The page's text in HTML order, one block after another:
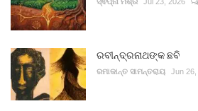
ରବୀନ୍ଦ୍ରନାଥଙ୍କ ଛବି
ରମାକାନ୍ତ ସାମନ୍ତରାୟ Jun 26,